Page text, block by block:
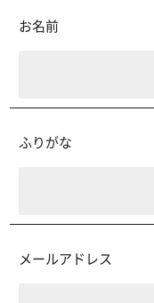
お名前
ふりがな
メールアドレス